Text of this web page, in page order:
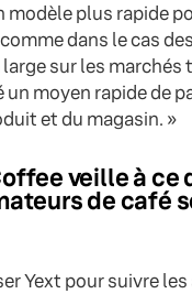
modèle plus rapide
dans le cas
sur les marchés
un moyen rapide de
et du magasin. »
veille à ce
de café
Yext pour suivre les